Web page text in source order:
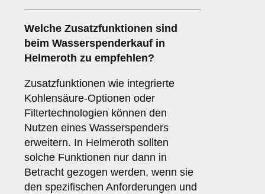
Welche Zusatzfunktionen sind
beim Wasserspenderkauf in
Helmeroth zu empfehlen?
Zusatzfunktionen wie integrierte
Kohlensäure-Optionen oder
Filtertechnologien können den
Nutzen eines Wasserspenders
erweitern. In Helmeroth sollten
solche Funktionen nur dann in
Betracht gezogen werden, wenn sie
den spezifischen Anforderungen und